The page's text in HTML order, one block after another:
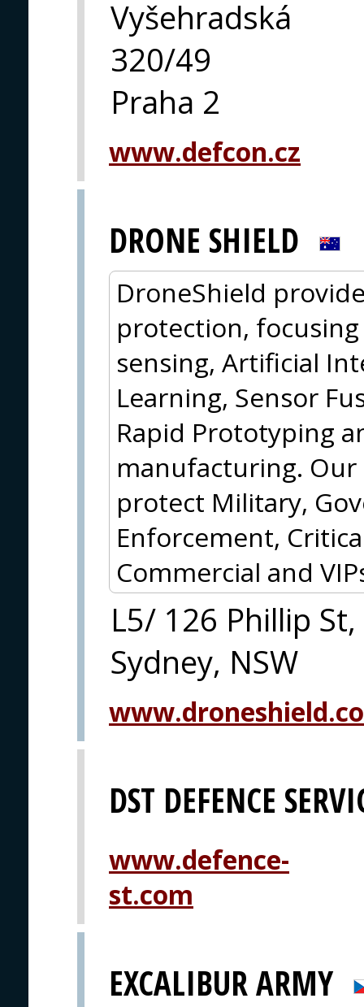
Vyšehradská
320/49
Praha 2
www.defcon.cz
DRONE SHIELD
DroneShield
protection,
sensing, Artificial
Learning, Sensor
Rapid Prototyping
manufacturing.
protect Military,
Enforcement,
Commercial and
L5/ 126 Phillip St,
Sydney, NSW
DST DEFENCE
www.defence-
st.com
EXCALIBUR ARMY